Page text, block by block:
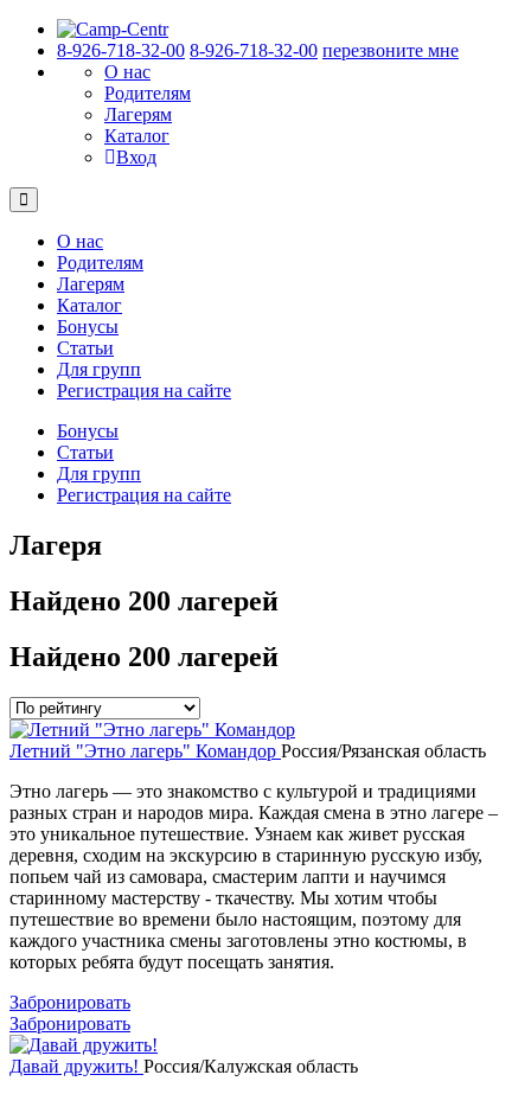
8-926-718-32-00 8-926-718-32-00 перезвоните мне
О нас
Родителям
Лагерям
Каталог
Вход
О нас
Родителям
Лагерям
Каталог
Бонусы
Статьи
Для групп
Регистрация на сайте
Бонусы
Статьи
Для групп
Регистрация на сайте
Лагеря
Найдено 200 лагерей
Найдено 200 лагерей
Летний "Этно лагерь" Командор Россия/Рязанская область
Этно лагерь — это знакомство с культурой и традициями
разных стран и народов мира. Каждая смена в этно лагере –
это уникальное путешествие. Узнаем как живет русская
деревня, сходим на экскурсию в старинную русскую избу,
попьем чай из самовара, смастерим лапти и научимся
старинному мастерству - ткачеству. Мы хотим чтобы
путешествие во времени было настоящим, поэтому для
каждого участника смены заготовлены этно костюмы, в
которых ребята будут посещать занятия.
Забронировать
Забронировать
Давай дружить! Россия/Калужская область